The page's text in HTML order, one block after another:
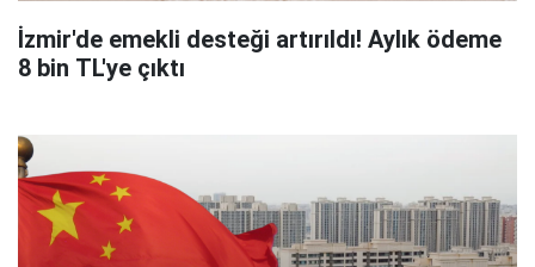
İzmir'de emekli desteği artırıldı! Aylık ödeme
8 bin TL'ye çıktı